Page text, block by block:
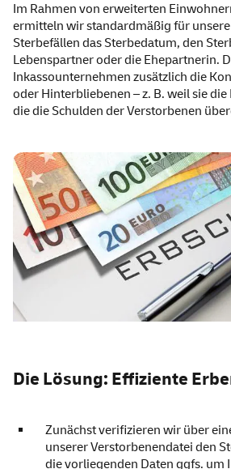
Im Rahmen von erweiterten
ermitteln wir standardmäßig für
Sterbefällen das Sterbedatum, den
Lebenspartner oder die Ehepartnerin.
Inkassounternehmen zusätzlich die
oder Hinterbliebenen – z. B. weil sie
die die Schulden der Verstorbenen
Die Lösung: Effiziente
Zunächst verifizieren wir über
unserer Verstorbenendatei den
die vorliegenden Daten ggfs.